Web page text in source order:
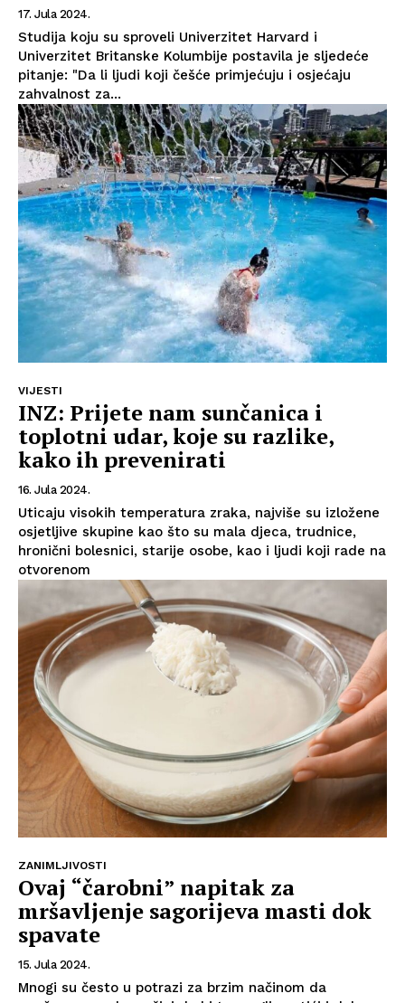
17. Jula 2024.
Studija koju su sproveli Univerzitet Harvard i
Univerzitet Britanske Kolumbije postavila je sljedeće
pitanje: "Da li ljudi koji češće primjećuju i osjećaju
zahvalnost za...
VIJESTI
INZ: Prijete nam sunčanica i
toplotni udar, koje su razlike,
kako ih prevenirati
16. Jula 2024.
Uticaju visokih temperatura zraka, najviše su izložene
osjetljive skupine kao što su mala djeca, trudnice,
hronični bolesnici, starije osobe, kao i ljudi koji rade na
otvorenom
ZANIMLJIVOSTI
Ovaj “čarobni” napitak za
mršavljenje sagorijeva masti dok
spavate
15. Jula 2024.
Mnogi su često u potrazi za brzim načinom da